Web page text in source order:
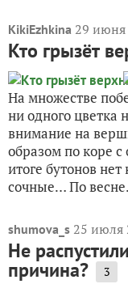
KikiEzhkina 29 июня
Кто грызёт
На множестве
ни одного цветка
внимание на
образом по коре
итоге бутонов
сочные… По
shumova_s 25 июля
Не
причина? 3